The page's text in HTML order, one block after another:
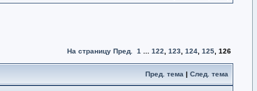
На страницу Пред. 1 122 123 124 125 126
Пред. тема | След. тема